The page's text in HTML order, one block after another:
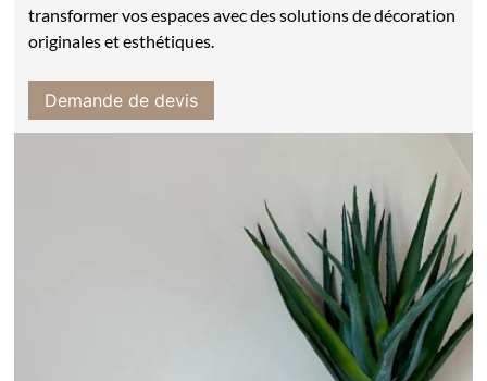
transformer vos espaces avec des solutions de décoration
originales et esthétiques.
Demande de devis